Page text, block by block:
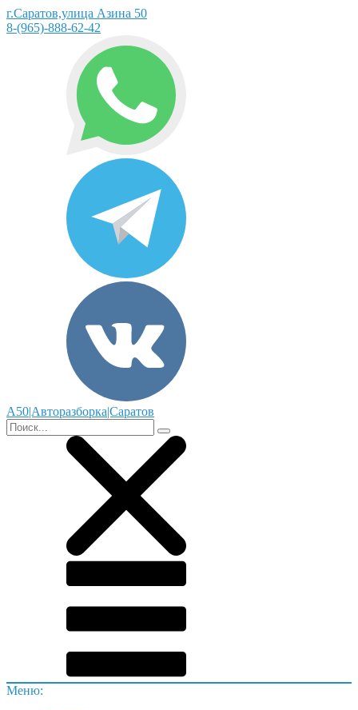
г.Саратов,улица Азина 50
8-(965)-888-62-42
А50|Авторазборка|Саратов
Меню: